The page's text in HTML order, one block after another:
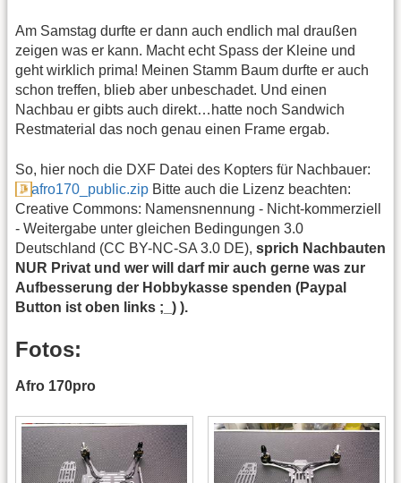
Am Samstag durfte er dann auch endlich mal draußen
zeigen was er kann. Macht echt Spass der Kleine und
geht wirklich prima! Meinen Stamm Baum durfte er auch
schon treffen, blieb aber unbeschadet. Und einen
Nachbau er gibts auch direkt…hatte noch Sandwich
Restmaterial das noch genau einen Frame ergab.
So, hier noch die DXF Datei des Kopters für Nachbauer:
afro170_public.zip Bitte auch die Lizenz beachten:
Creative Commons: Namensnennung - Nicht-kommerziell
- Weitergabe unter gleichen Bedingungen 3.0
Deutschland (CC BY-NC-SA 3.0 DE), sprich Nachbauten
NUR Privat und wer will darf mir auch gerne was zur
Aufbesserung der Hobbykasse spenden (Paypal
Button ist oben links ;_) ).
Fotos:
Afro 170pro